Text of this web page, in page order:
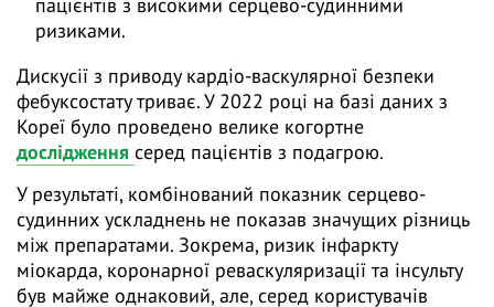
пацієнтів з високими серцево-судинними
ризиками.
Дискусії з приводу кардіо-васкулярної безпеки
фебуксостату триває. У 2022 році на базі даних з
Кореї було проведено велике когортне
дослідження серед пацієнтів з подагрою.
У результаті, комбінований показник серцево-
судинних ускладнень не показав значущих різниць
між препаратами. Зокрема, ризик інфаркту
міокарда, коронарної реваскуляризації та інсульту
був майже однаковий, але, серед користувачів